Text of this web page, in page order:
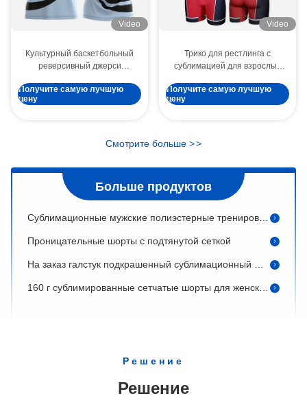
Video
Культурный баскетбольный
реверсивный джерси
сублимация Имя и номер
Получите самую лучшую
цену
Video
Трико для рестлинга с
сублимацией для взрослых
мужчин
Получите самую лучшую
цену
Смотрите больше >>
Больше продуктов
OEM Spandex Tight Wrestling Singlet Doublet Leotard Sublimation для юношей и девушек Юнисекс костюмы BJJ
Взрослые мужские шорты для баскетбола и пляжа
Решение
Решение